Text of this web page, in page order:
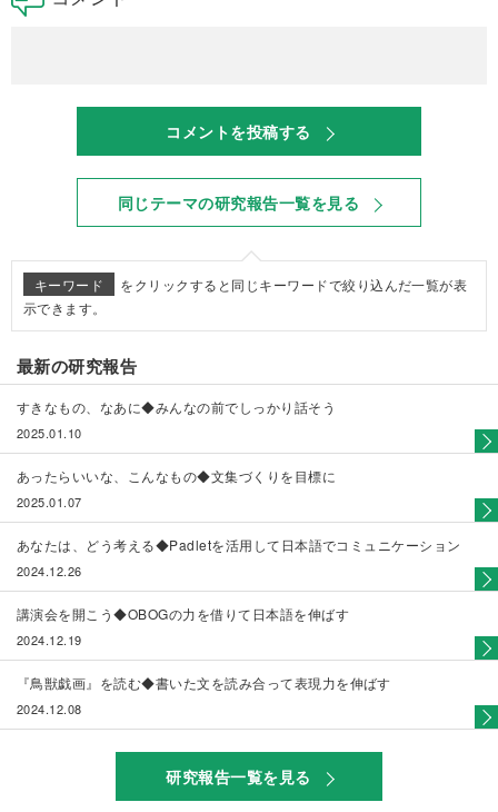
コメントを投稿する
同じテーマの研究報告一覧を見る
キーワード
をクリックすると同じキーワードで絞り込んだ一覧が表
示できます。
最新の研究報告
すきなもの、なあに◆みんなの前でしっかり話そう
2025.01.10
あったらいいな、こんなもの◆文集づくりを目標に
2025.01.07
あなたは、どう考える◆Padletを活用して日本語でコミュニケーション
2024.12.26
講演会を開こう◆OBOGの力を借りて日本語を伸ばす
2024.12.19
『鳥獣戯画』を読む◆書いた文を読み合って表現力を伸ばす
2024.12.08
研究報告一覧を見る